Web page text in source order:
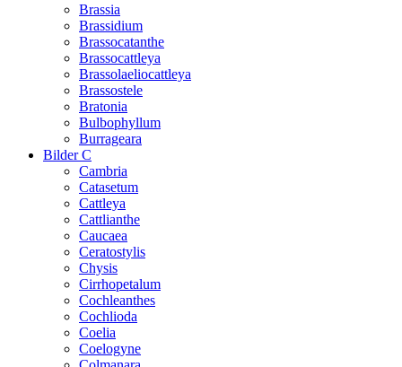
Brassia
Brassidium
Brassocatanthe
Brassocattleya
Brassolaeliocattleya
Brassostele
Bratonia
Bulbophyllum
Burrageara
Bilder C
Cambria
Catasetum
Cattleya
Cattlianthe
Caucaea
Ceratostylis
Chysis
Cirrhopetalum
Cochleanthes
Cochlioda
Coelia
Coelogyne